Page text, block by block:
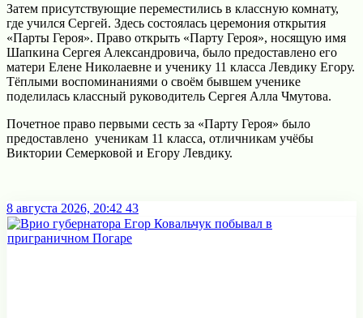
Затем присутствующие переместились в классную комнату,
где учился Сергей. Здесь состоялась церемония открытия
«Парты Героя». Право открыть «Парту Героя», носящую имя
Шапкина Сергея Александровича, было предоставлено его
матери Елене Николаевне и ученику 11 класса Левдику Егору.
Тёплыми воспоминаниями о своём бывшем ученике
поделилась классный руководитель Сергея Алла Чмутова.
Почетное право первыми сесть за «Парту Героя» было
предоставлено ученикам 11 класса, отличникам учёбы
Виктории Семерковой и Егору Левдику.
8 августа 2026, 20:42 43